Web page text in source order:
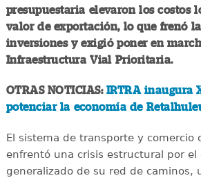
presupuestaria elevaron los costos
valor de exportación, lo que frenó
inversiones y exigió poner en
Infraestructura Vial Prioritaria.
OTRAS NOTICIAS:IRTRA inaugura
potenciar la economía de
El sistema de transporte y comercio
enfrentó una crisis estructural por el
generalizado de su red de caminos,